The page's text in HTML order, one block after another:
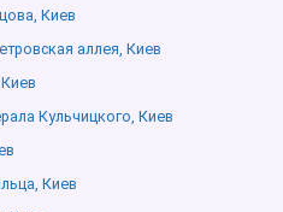
Киев
аллея, Киев
Кульчицкого, Киев
Киев